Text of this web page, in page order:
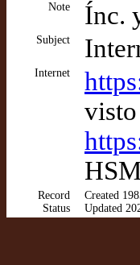
Note Ínc.
Subject
Internet
Record
Status
Created
Updated